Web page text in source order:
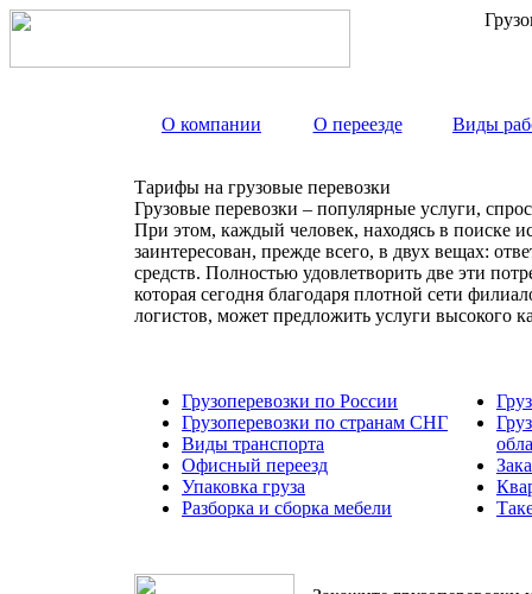
О компании О переезде Виды
Тарифы на грузовые перевозки
Грузовые перевозки – популярные услуги,
При этом, каждый человек, находясь в поиске
заинтересован, прежде всего, в двух вещах:
средств. Полностью удовлетворить две эти
которая сегодня благодаря плотной сети
логистов, может предложить услуги высокого
Грузоперевозки по России
Грузоперевозки по странам СНГ
Виды транспорта
Офисный переезд
Упаковка груза
Разборка и сборка мебели